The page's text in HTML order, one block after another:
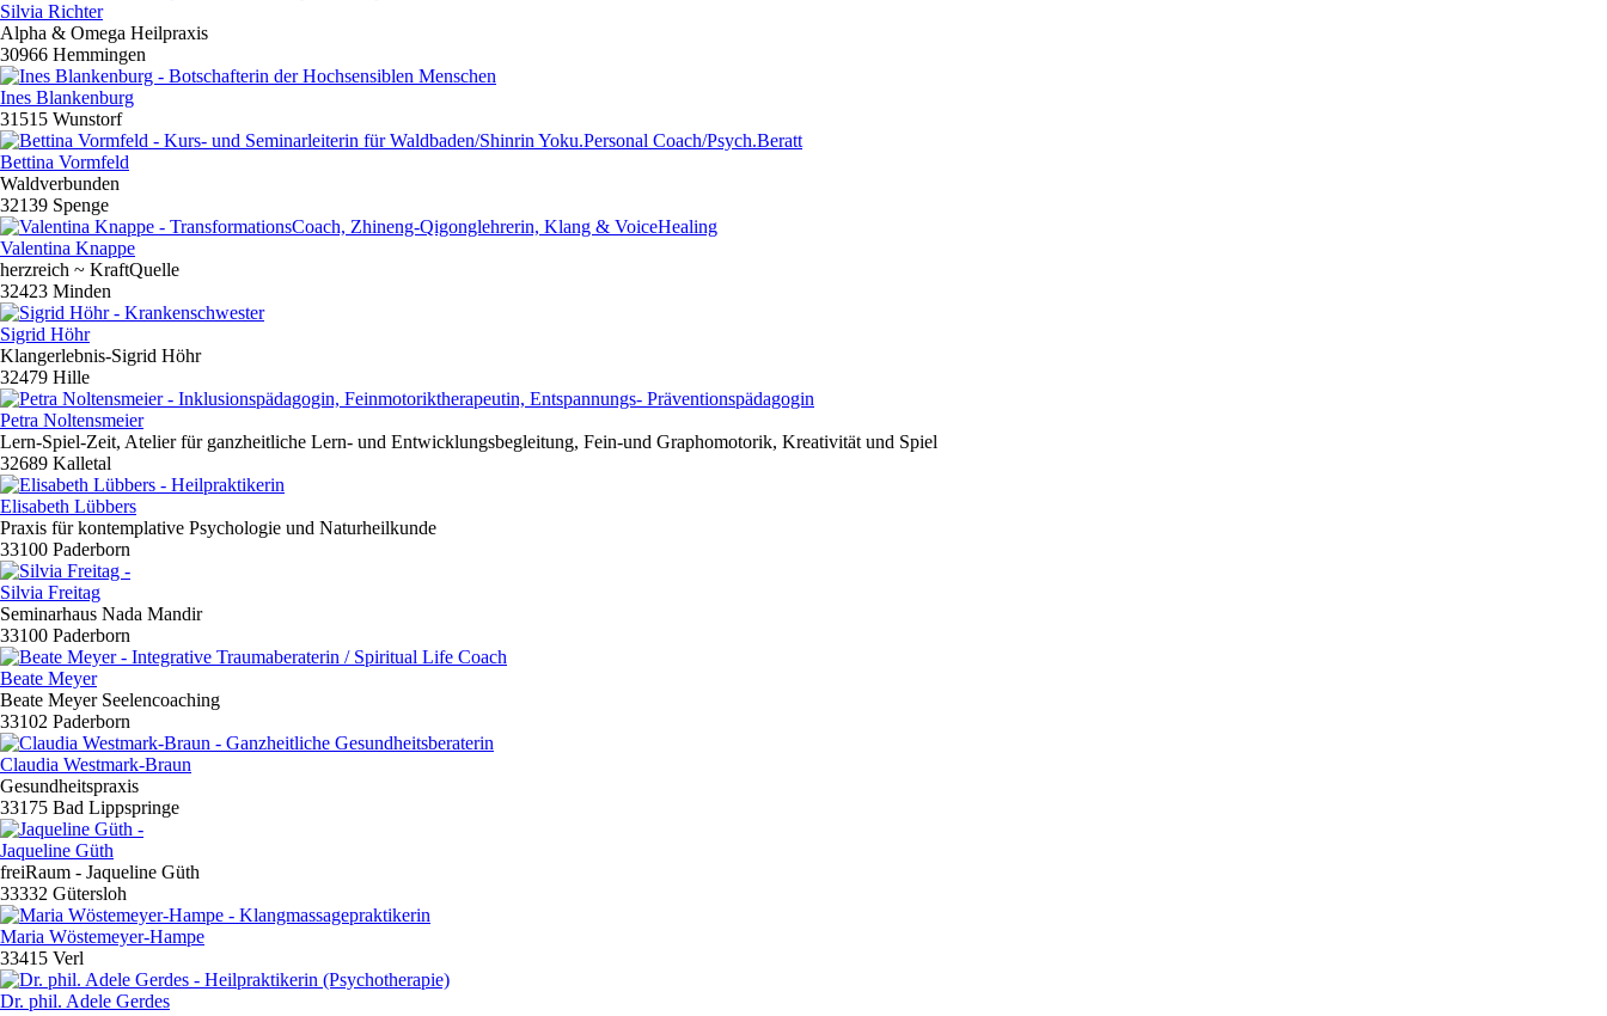
Silvia Richter
Alpha & Omega Heilpraxis
30966 Hemmingen
Ines Blankenburg
31515 Wunstorf
Bettina Vormfeld
Waldverbunden
32139 Spenge
Valentina Knappe
herzreich ~ KraftQuelle
32423 Minden
Sigrid Höhr
Klangerlebnis-Sigrid Höhr
32479 Hille
Petra Noltensmeier
Lern-Spiel-Zeit, Atelier für ganzheitliche Lern- und Entwicklungsbegleitung, Fein-und Graphomotorik, Kreativität und Spiel
32689 Kalletal
Elisabeth Lübbers
Praxis für kontemplative Psychologie und Naturheilkunde
33100 Paderborn
Silvia Freitag
Seminarhaus Nada Mandir
33100 Paderborn
Beate Meyer
Beate Meyer Seelencoaching
33102 Paderborn
Claudia Westmark-Braun
Gesundheitspraxis
33175 Bad Lippspringe
Jaqueline Güth
freiRaum - Jaqueline Güth
33332 Gütersloh
Maria Wöstemeyer-Hampe
33415 Verl
Dr. phil. Adele Gerdes